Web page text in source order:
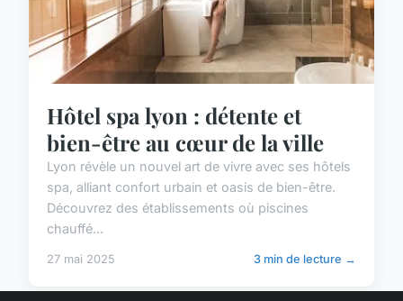
Hôtel spa lyon : détente et
bien-être au cœur de la ville
Lyon révèle un nouvel art de vivre avec ses hôtels
spa, alliant confort urbain et oasis de bien-être.
Découvrez des établissements où piscines
chauffé...
27 mai 2025 3 min de lecture →